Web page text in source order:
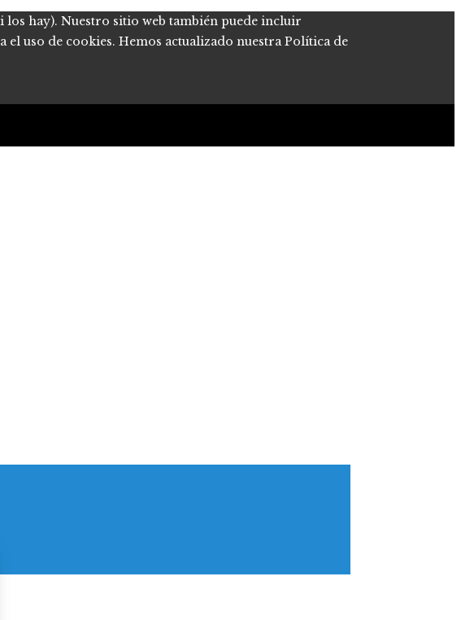
hay). Nuestro sitio web también puede incluir
el uso de cookies. Hemos actualizado nuestra Política de